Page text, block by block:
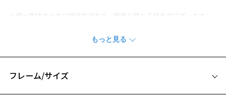
※柄や色味の出方に個体差があり、画像と異なる場合がございます。
※アウトレット商品は、販売から一定期間経過した商品などです。キ
フレーム/サイズ